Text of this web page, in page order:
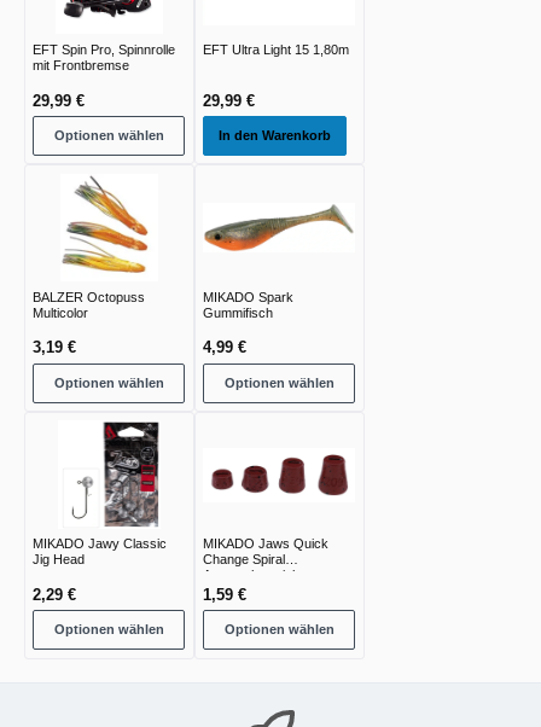
EFT Spin Pro, Spinnrolle
mit Frontbremse
29,99 €
Optionen wählen
EFT Ultra Light 15 1,80m
29,99 €
In den Warenkorb
BALZER Octopuss
Multicolor
3,19 €
Optionen wählen
MIKADO Spark
Gummifisch
4,99 €
Optionen wählen
MIKADO Jawy Classic
Jig Head
2,29 €
Optionen wählen
MIKADO Jaws Quick
Change Spiral
Austauchgewicht
1,59 €
Optionen wählen